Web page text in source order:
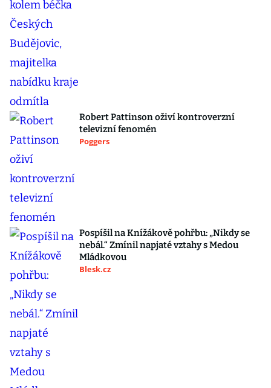
Robert Pattinson oživí kontroverzní
televizní fenomén
Poggers
Pospíšil na Knížákově pohřbu: „Nikdy se
nebál.“ Zmínil napjaté vztahy s Medou
Mládkovou
Blesk.cz